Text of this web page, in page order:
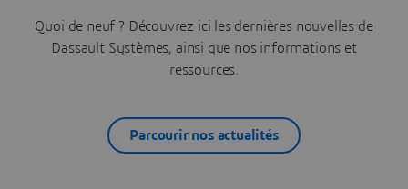
Quoi de neuf ? Découvrez ici les dernières nouvelles de
Dassault Systèmes, ainsi que nos informations et
ressources.
Parcourir nos actualités